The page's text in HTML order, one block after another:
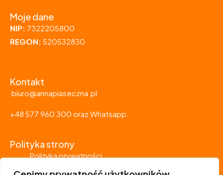
Moje dane
NIP: 7322205800
REGON: 520532830
Kontakt
biuro@annapiaseczna.pl
+48 577 960 300 oraz Whatsapp.
Polityka strony
Polityka prywatności